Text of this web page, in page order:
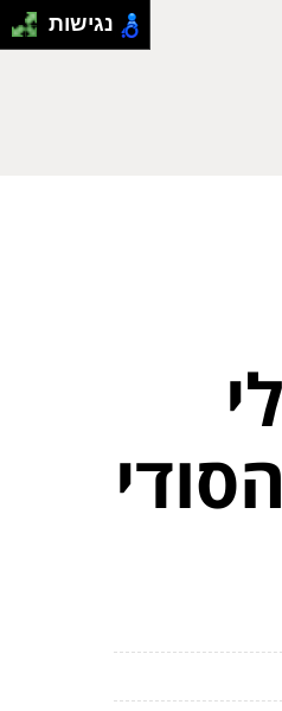
נגישות